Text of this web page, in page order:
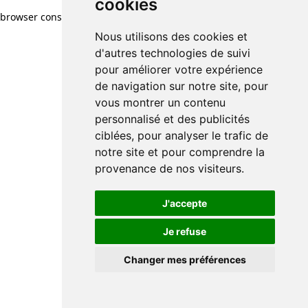
cookies
Nous utilisons des cookies et
d'autres technologies de suivi
pour améliorer votre expérience
de navigation sur notre site, pour
vous montrer un contenu
personnalisé et des publicités
ciblées, pour analyser le trafic de
notre site et pour comprendre la
provenance de nos visiteurs.
J'accepte
Je refuse
Changer mes préférences
browser console for more information)